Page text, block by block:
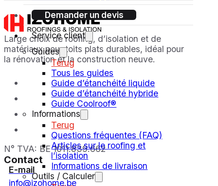
Demander un devis
Service client
Guides
Terug
Tous les guides
Guide d’étanchéité liquide
Guide d’étanchéité hybride
Guide Coolroof®
Informations
Terug
Questions fréquentes (FAQ)
Articles sur le roofing et
l’isolation
Informations de livraison
Outils / Calculer
Large choix de roofing, d’isolation et de
matériaux pour toits plats durables, idéal pour
la rénovation et la construction neuve.
N° TVA: BE 1011.839.662
Contact
E-mail
info@izohome.be